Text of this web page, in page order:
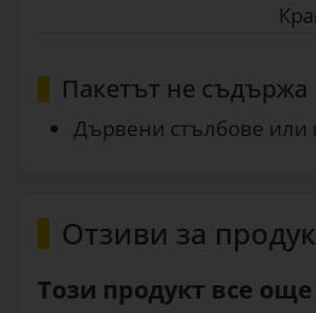
Пакетът не съдържа
Дървени стълбове или
Отзиви за
Този продукт все